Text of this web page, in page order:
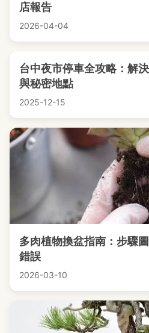
店報告
2026-04-04
台中夜市停車全攻略：解
與秘密地點
2025-12-15
多肉植物換盆指南：步驟
錯誤
2026-03-10